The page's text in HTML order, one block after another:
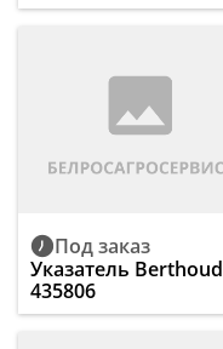
Под заказ
Указатель Berthoud
435806